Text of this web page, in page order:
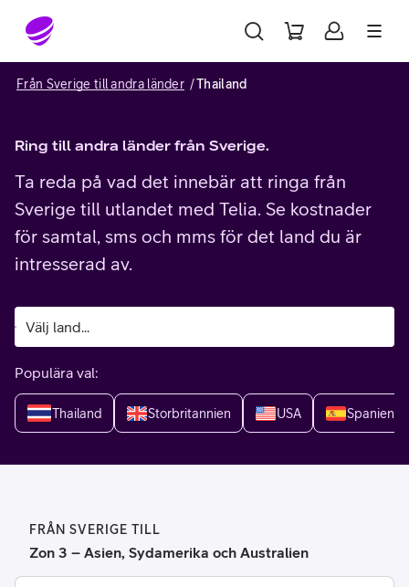
Gå till sidans innehåll
Från Sverige till andra länder Thailand
Ring till andra länder från Sverige.
Ta reda på vad det innebär att ringa från
Sverige till utlandet med Telia. Se kostnader
för samtal, sms och mms för det land du är
intresserad av.
Populära val:
Thailand Storbritannien USA Spanien
FRÅN SVERIGE TILL
Zon 3 – Asien, Sydamerika och Australien